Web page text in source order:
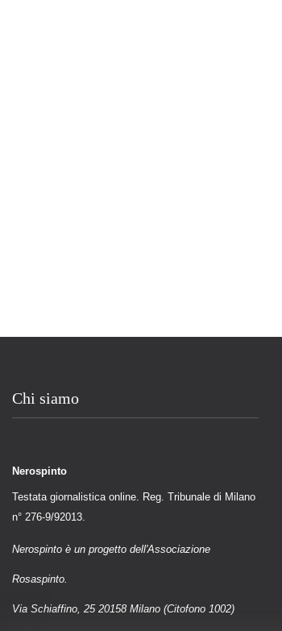
Chi siamo
Nerospinto
Testata giornalistica online. Reg. Tribunale di Milano
n° 276-9/92013.
Nerospinto è un progetto dell'Associazione
Rosaspinto.
Via Schiaffino, 25 20158 Milano (Citofono 1002)